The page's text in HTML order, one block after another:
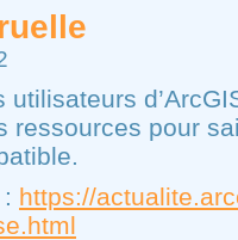
utilisateurs
ressources pour
https://